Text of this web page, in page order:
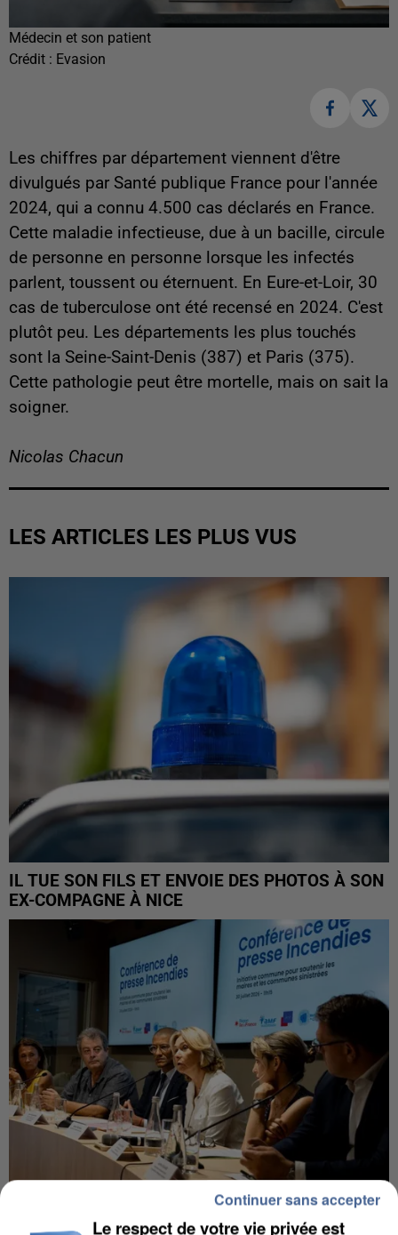
Médecin et son patient
Crédit : Evasion
Les chiffres par département viennent d'être
divulgués par Santé publique France pour l'année
2024, qui a connu 4.500 cas déclarés en France.
Cette maladie infectieuse, due à un bacille, circule
de personne en personne lorsque les infectés
parlent, toussent ou éternuent. En Eure-et-Loir, 30
cas de tuberculose ont été recensé en 2024. C'est
plutôt peu. Les départements les plus touchés
sont la Seine-Saint-Denis (387) et Paris (375).
Cette pathologie peut être mortelle, mais on sait la
soigner.
Nicolas Chacun
LES ARTICLES LES PLUS VUS
IL TUE SON FILS ET ENVOIE DES PHOTOS À SON
EX-COMPAGNE À NICE
INCENDIES : L’ÎLE-DE-FRANCE LANCE UN ÉLAN
Le respect de votre vie privée est
Continuer sans accepter